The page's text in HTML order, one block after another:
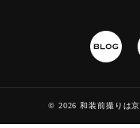
© 2026 和装前撮りは